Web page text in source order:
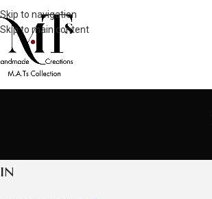
Skip to navigation
Skip to main content